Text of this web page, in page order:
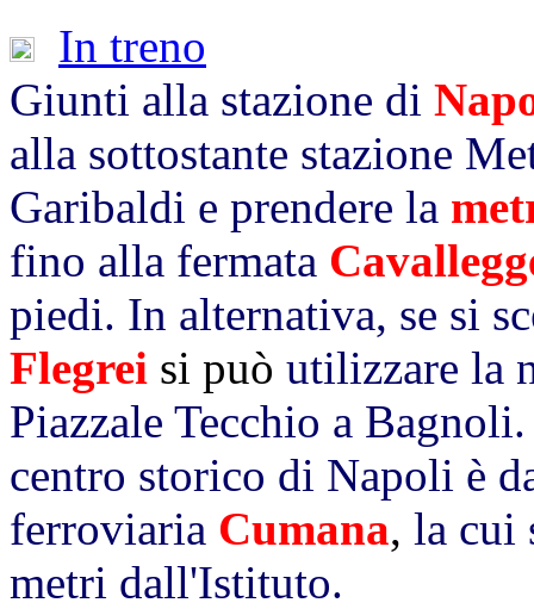
In treno
Giunti alla stazione di
alla sottostante stazione
Garibaldi e prendere la
fino alla fermata
piedi. In alternativa, se si
Flegrei si può utilizzare la
Piazzale Tecchio a
centro storico di Napoli è
ferroviaria Cumana, la cui
metri dall'Istituto.